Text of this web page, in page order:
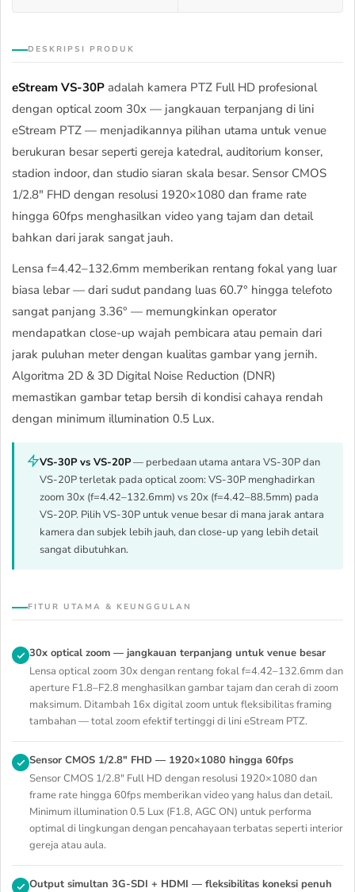
DESKRIPSI PRODUK
eStream VS-30P adalah kamera PTZ Full HD profesional
dengan optical zoom 30x — jangkauan terpanjang di lini
eStream PTZ — menjadikannya pilihan utama untuk venue
berukuran besar seperti gereja katedral, auditorium konser,
stadion indoor, dan studio siaran skala besar. Sensor CMOS
1/2.8" FHD dengan resolusi 1920×1080 dan frame rate
hingga 60fps menghasilkan video yang tajam dan detail
bahkan dari jarak sangat jauh.
Lensa f=4.42–132.6mm memberikan rentang fokal yang luar
biasa lebar — dari sudut pandang luas 60.7° hingga telefoto
sangat panjang 3.36° — memungkinkan operator
mendapatkan close-up wajah pembicara atau pemain dari
jarak puluhan meter dengan kualitas gambar yang jernih.
Algoritma 2D & 3D Digital Noise Reduction (DNR)
memastikan gambar tetap bersih di kondisi cahaya rendah
dengan minimum illumination 0.5 Lux.
VS-30P vs VS-20P— perbedaan utama antara VS-30P dan
VS-20P terletak pada optical zoom: VS-30P menghadirkan
zoom 30x (f=4.42–132.6mm) vs 20x (f=4.42–88.5mm) pada
VS-20P. Pilih VS-30P untuk venue besar di mana jarak antara
kamera dan subjek lebih jauh, dan close-up yang lebih detail
sangat dibutuhkan.
FITUR UTAMA & KEUNGGULAN
30x optical zoom — jangkauan terpanjang untuk venue besar
Lensa optical zoom 30x dengan rentang fokal f=4.42–132.6mm dan
aperture F1.8–F2.8 menghasilkan gambar tajam dan cerah di zoom
maksimum. Ditambah 16x digital zoom untuk fleksibilitas framing
tambahan — total zoom efektif tertinggi di lini eStream PTZ.
Sensor CMOS 1/2.8" FHD — 1920×1080 hingga 60fps
Sensor CMOS 1/2.8" Full HD dengan resolusi 1920×1080 dan
frame rate hingga 60fps memberikan video yang halus dan detail.
Minimum illumination 0.5 Lux (F1.8, AGC ON) untuk performa
optimal di lingkungan dengan pencahayaan terbatas seperti interior
gereja atau aula.
Output simultan 3G-SDI + HDMI — fleksibilitas koneksi penuh